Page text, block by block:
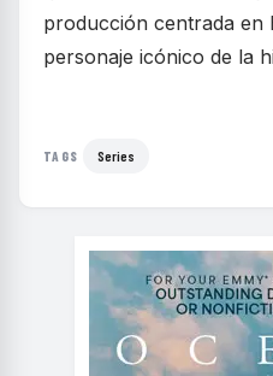
producción centrada en
personaje icónico de la
TAGS Series